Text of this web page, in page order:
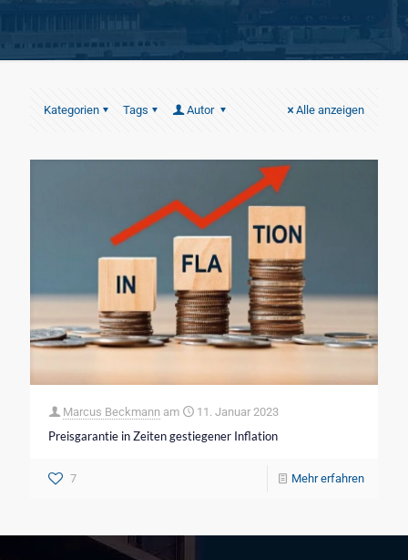
Kategorien Tags Autor Alle anzeigen
Marcus Beckmann am 11. Januar 2023
Preisgarantie in Zeiten gestiegener Inflation
7 Mehr erfahren